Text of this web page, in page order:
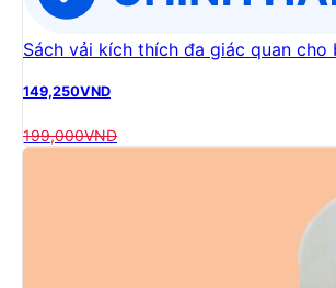
Sách vải kích thích đa giác quan cho
149,250VND
199,000VND